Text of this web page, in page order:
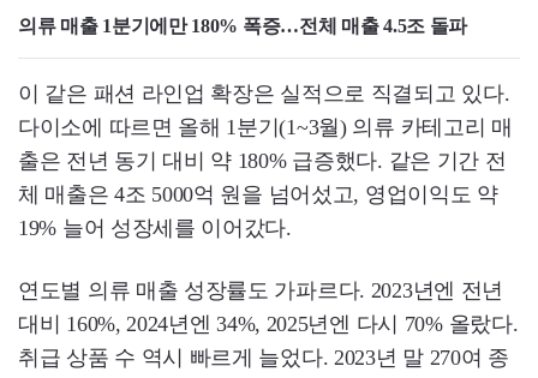
의류 매출 1분기에만 180% 폭증…전체 매출 4.5조 돌파
이 같은 패션 라인업 확장은 실적으로 직결되고 있다.
다이소에 따르면 올해 1분기(1~3월) 의류 카테고리 매
출은 전년 동기 대비 약 180% 급증했다. 같은 기간 전
체 매출은 4조 5000억 원을 넘어섰고, 영업이익도 약
19% 늘어 성장세를 이어갔다.
연도별 의류 매출 성장률도 가파르다. 2023년엔 전년
대비 160%, 2024년엔 34%, 2025년엔 다시 70% 올랐다.
취급 상품 수 역시 빠르게 늘었다. 2023년 말 270여 종